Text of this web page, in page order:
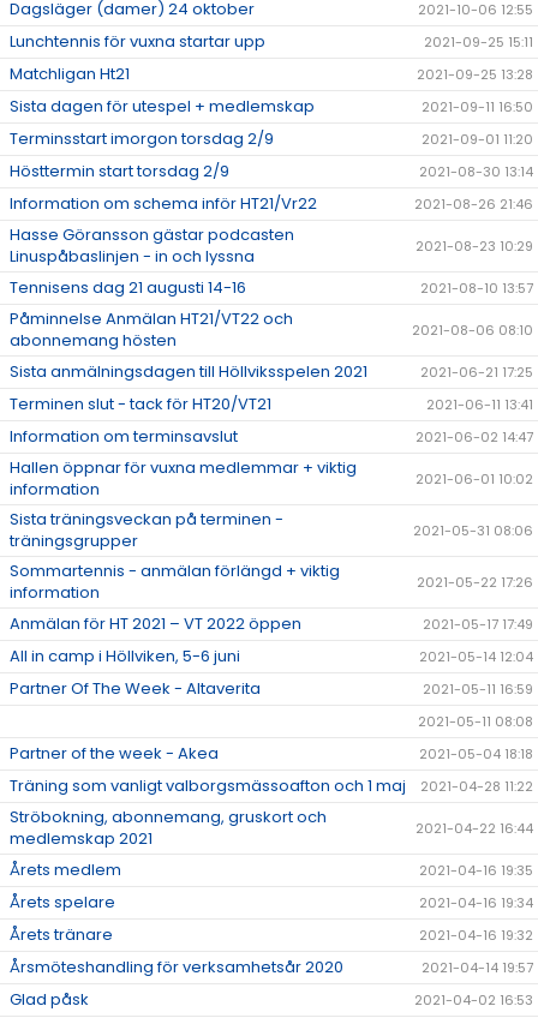
Dagsläger (damer) 24 oktober 2021-10-06 12:55
Lunchtennis för vuxna startar upp 2021-09-25 15:11
Matchligan Ht21 2021-09-25 13:28
Sista dagen för utespel + medlemskap 2021-09-11 16:50
Terminsstart imorgon torsdag 2/9 2021-09-01 11:20
Hösttermin start torsdag 2/9 2021-08-30 13:14
Information om schema inför HT21/Vr22 2021-08-26 21:46
Hasse Göransson gästar podcasten
Linuspåbaslinjen - in och lyssna
2021-08-23 10:29
Tennisens dag 21 augusti 14-16 2021-08-10 13:57
Påminnelse Anmälan HT21/VT22 och
abonnemang hösten
2021-08-06 08:10
Sista anmälningsdagen till Höllviksspelen 2021 2021-06-21 17:25
Terminen slut - tack för HT20/VT21 2021-06-11 13:41
Information om terminsavslut 2021-06-02 14:47
Hallen öppnar för vuxna medlemmar + viktig
information
2021-06-01 10:02
Sista träningsveckan på terminen -
träningsgrupper
2021-05-31 08:06
Sommartennis - anmälan förlängd + viktig
information
2021-05-22 17:26
Anmälan för HT 2021 – VT 2022 öppen 2021-05-17 17:49
All in camp i Höllviken, 5-6 juni 2021-05-14 12:04
Partner Of The Week - Altaverita
2021-05-11 16:59
2021-05-11 08:08
Partner of the week - Akea 2021-05-04 18:18
Träning som vanligt valborgsmässoafton och 1 maj 2021-04-28 11:22
Ströbokning, abonnemang, gruskort och
medlemskap 2021
2021-04-22 16:44
Årets medlem 2021-04-16 19:35
Årets spelare 2021-04-16 19:34
Årets tränare 2021-04-16 19:32
Årsmöteshandling för verksamhetsår 2020 2021-04-14 19:57
Glad påsk 2021-04-02 16:53